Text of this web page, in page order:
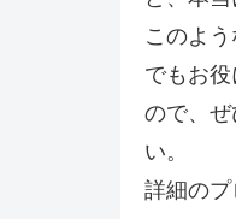
このよ
でもお
ので、ぜ
い。
詳細の